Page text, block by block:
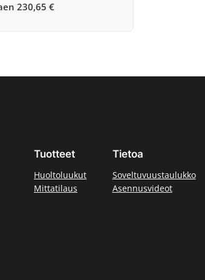
230,65 €
Tuotteet
Huoltoluukut
Mittatilaus
Tietoa
Soveltuvuustaulukko
Asennusvideot